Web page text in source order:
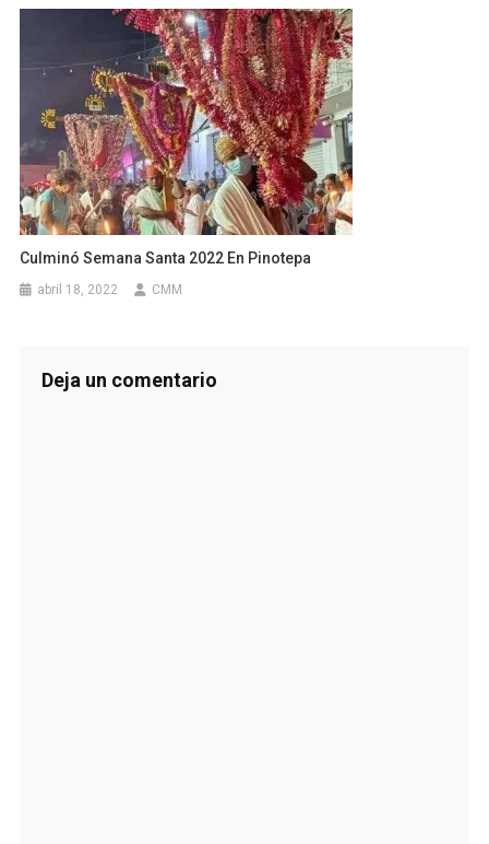
Culminó Semana Santa 2022 En Pinotepa
abril 18, 2022 CMM
Deja un comentario